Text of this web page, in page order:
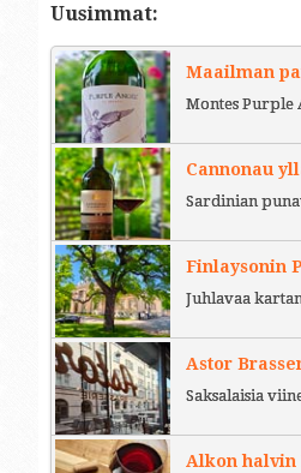
Uusimmat:
Maailman
Montes Purple
Cannonau
Sardinian
Finlaysonin
Juhlavaa
Astor
Saksalaisia
Alkon halvin